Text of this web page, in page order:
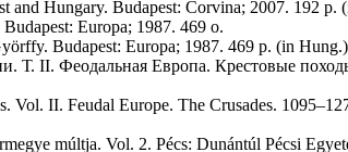
and Hungary. Budapest: Corvina; 2007. 192 p.
Europa; 1987. 469 o.
Budapest: Europa; 1987. 469 p. (in
Т. II. Феодальная Европа. Крестовые
Vol. II. Feudal Europe. The Crusades.
múltja. Vol. 2. Pécs: Dunántúl Pécsi